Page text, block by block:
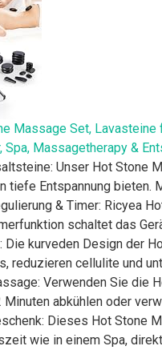
Massage Set,
Spa, Massagetherapy &
Unser Hot Stone
tiefe Entspannung bieten.
& Timer: Ricyea
schaltet das
Die kurveden Design der
reduzieren cellulite und
Verwenden Sie die
Minuten abkühlen oder
Dieses Hot Stone
wie in einem Spa,